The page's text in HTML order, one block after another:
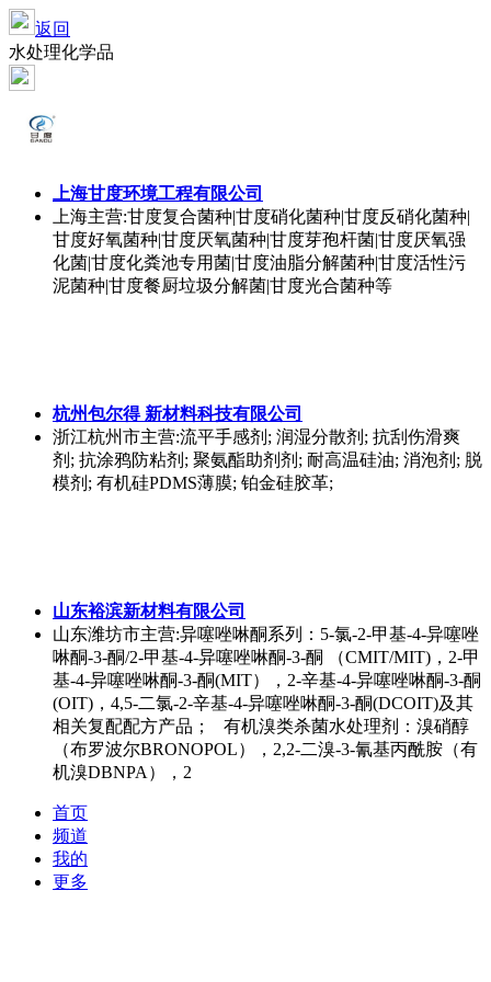
返回
水处理化学品
上海甘度环境工程有限公司
上海主营:甘度复合菌种|甘度硝化菌种|甘度反硝化菌种|
甘度好氧菌种|甘度厌氧菌种|甘度芽孢杆菌|甘度厌氧强
化菌|甘度化粪池专用菌|甘度油脂分解菌种|甘度活性污
泥菌种|甘度餐厨垃圾分解菌|甘度光合菌种等
杭州包尔得 新材料科技有限公司
浙江杭州市主营:流平手感剂; 润湿分散剂; 抗刮伤滑爽
剂; 抗涂鸦防粘剂; 聚氨酯助剂剂; 耐高温硅油; 消泡剂; 脱
模剂; 有机硅PDMS薄膜; 铂金硅胶革;
山东裕滨新材料有限公司
山东潍坊市主营:异噻唑啉酮系列：5-氯-2-甲基-4-异噻唑
啉酮-3-酮/2-甲基-4-异噻唑啉酮-3-酮 （CMIT/MIT)，2-甲
基-4-异噻唑啉酮-3-酮(MIT），2-辛基-4-异噻唑啉酮-3-酮
(OIT)，4,5-二氯-2-辛基-4-异噻唑啉酮-3-酮(DCOIT)及其
相关复配配方产品； 有机溴类杀菌水处理剂：溴硝醇
（布罗波尔BRONOPOL），2,2-二溴-3-氰基丙酰胺（有
机溴DBNPA），2
首页
频道
我的
更多